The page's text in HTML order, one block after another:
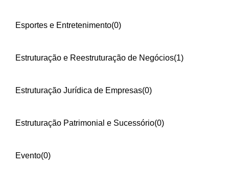
Esportes e Entretenimento(0)
Estruturação e Reestruturação de Negócios(1)
Estruturação Jurídica de Empresas(0)
Estruturação Patrimonial e Sucessório(0)
Evento(0)